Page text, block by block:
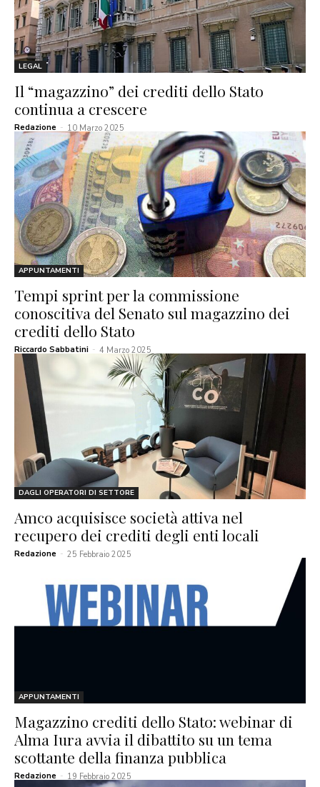
LEGAL
Il “magazzino” dei crediti dello Stato
continua a crescere
Redazione - 10 Marzo 2025
APPUNTAMENTI
Tempi sprint per la commissione
conoscitiva del Senato sul magazzino dei
crediti dello Stato
Riccardo Sabbatini - 4 Marzo 2025
DAGLI OPERATORI DI SETTORE
Amco acquisisce società attiva nel
recupero dei crediti degli enti locali
Redazione - 25 Febbraio 2025
APPUNTAMENTI
Magazzino crediti dello Stato: webinar di
Alma Iura avvia il dibattito su un tema
scottante della finanza pubblica
Redazione - 19 Febbraio 2025